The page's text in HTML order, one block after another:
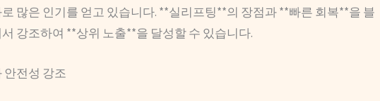
많은 인기를 얻고 있습니다. **실리프팅**의 장점과 **빠른 회복**을 블
강조하여 **상위 노출**을 달성할 수 있습니다.
안전성 강조